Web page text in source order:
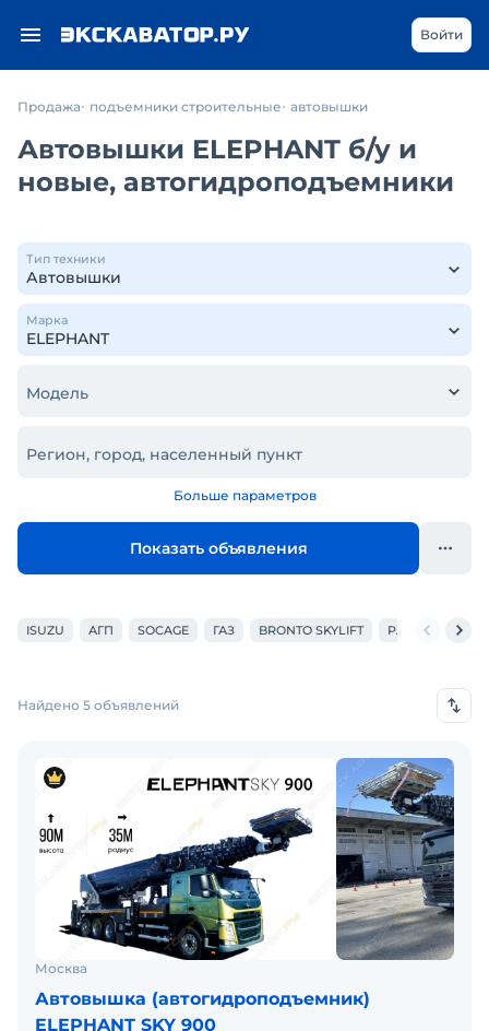
Войти
Продажа подъемники строительные автовышки
Автовышки ELEPHANT б/у и
новые, автогидроподъемники
Тип техники
Марка
Модель
Регион, город, населенный пункт
Больше параметров
Показать объявления
ISUZU АГП SOCAGE ГАЗ BRONTO SKYLIFT PALFINGER
Найдено 5 объявлений
Москва
Автовышка (автогидроподъемник)
ELEPHANT SKY 900